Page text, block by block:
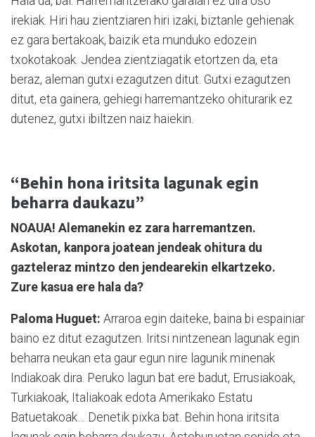
irekiak. Hiri hau zientziaren hiri izaki, biztanle gehienak
ez gara bertakoak, baizik eta munduko edozein
txokotakoak. Jendea zientziagatik etortzen da, eta
beraz, aleman gutxi ezagutzen ditut. Gutxi ezagutzen
ditut, eta gainera, gehiegi harremantzeko ohiturarik ez
dutenez, gutxi ibiltzen naiz haiekin.
“Behin hona iritsita lagunak egin
beharra daukazu”
NOAUA! Alemanekin ez zara harremantzen.
Askotan, kanpora joatean jendeak ohitura du
gazteleraz mintzo den jendearekin elkartzeko.
Zure kasua ere hala da?
Paloma Huguet: Arraroa egin daiteke, baina bi espainiar
baino ez ditut ezagutzen. Iritsi nintzenean lagunak egin
beharra neukan eta gaur egun nire lagunik minenak
Indiakoak dira. Peruko lagun bat ere badut, Errusiakoak,
Turkiakoak, Italiakoak edota Amerikako Estatu
Batuetakoak… Denetik pixka bat. Behin hona iritsita